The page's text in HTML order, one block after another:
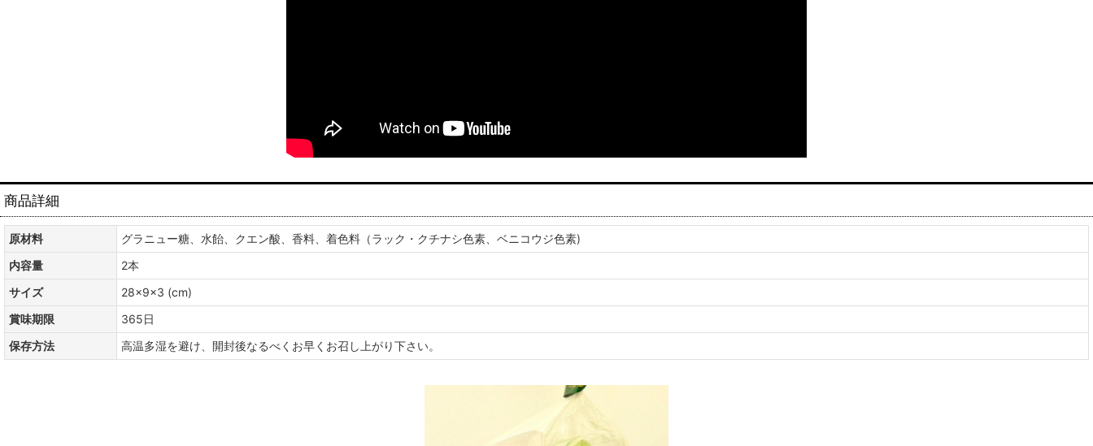
商品詳細
原材料
グラニュー糖、水飴、クエン酸、香料、着色料（ラック・クチナシ色素、ベニコウジ色素)
内容量
2本
サイズ
28×9×3 (cm)
賞味期限
365日
保存方法
高温多湿を避け、開封後なるべくお早くお召し上がり下さい。